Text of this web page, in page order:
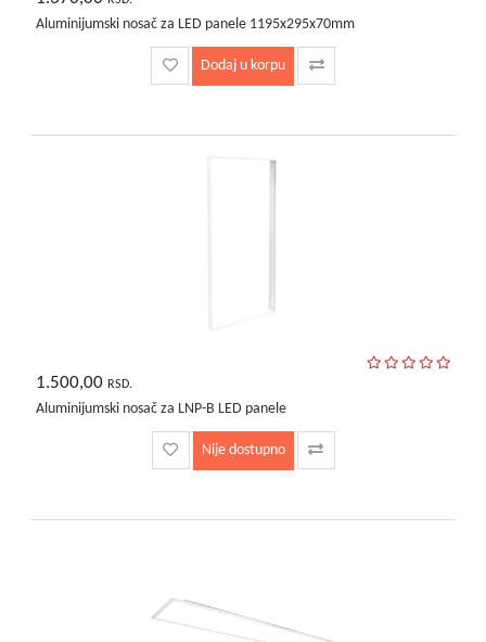
Aluminijumski nosač za LED panele 1195x295x70mm
Dodaj u korpu
1.500,00 RSD.
Aluminijumski nosač za LNP-B LED panele
Nije dostupno